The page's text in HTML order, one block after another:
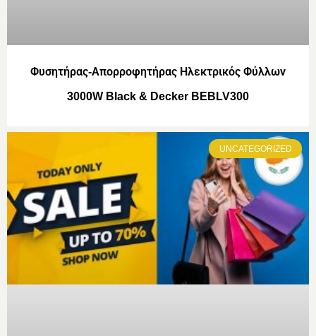
Φυσητήρας-Απορροφητήρας Ηλεκτρικός Φύλλων
3000W Black & Decker BEBLV300
UNCATEGORIZED